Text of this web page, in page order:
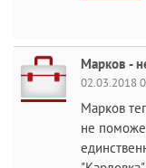
Марков -
02.03.2018
Марков
не